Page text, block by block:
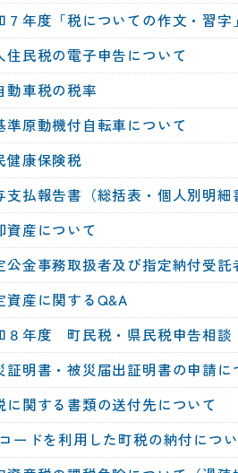
７年度「税についての作文・習字
住民税の電子申告について
動車税の税率
準原動機付自転車について
健康保険税
支払報告書（総括表・個人別明細
資産について
公金事務取扱者及び指定納付受託
資産に関するQ&A
８年度 町民税・県民税申告相談
証明書・被災届出証明書の申請に
に関する書類の送付先について
ードを利用した町税の納付につ